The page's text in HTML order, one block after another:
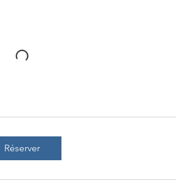
Réserver